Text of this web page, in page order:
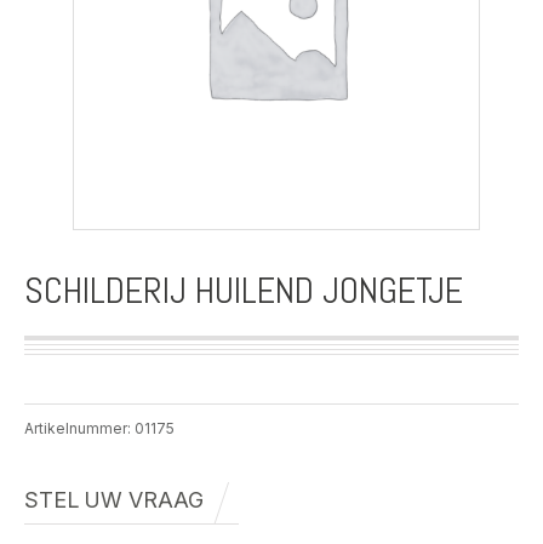
SCHILDERIJ HUILEND JONGETJE
Artikelnummer: 01175
STEL UW VRAAG